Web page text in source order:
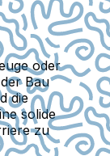
oder
Bau
die
solide
zu